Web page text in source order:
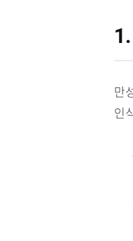
만
인